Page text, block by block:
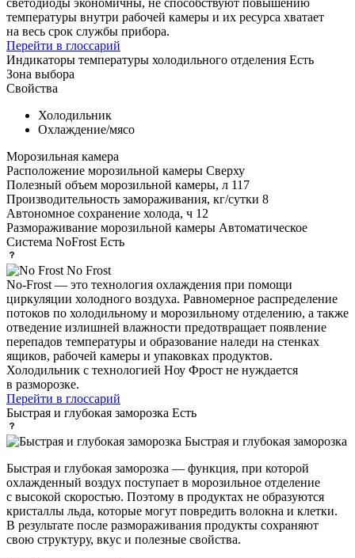
температуры внутри рабочей камеры и их ресурса хватает
на весь срок службы прибора.
Перейти в глоссарий
Индикаторы температуры холодильного отделения Есть
Зона выбора
Свойства
Холодильник
Охлаждение/мясо
Морозильная камера
Расположение морозильной камеры Сверху
Полезный объем морозильной камеры, л 117
Производительность замораживания, кг/сутки 8
Автономное сохранение холода, ч 12
Размораживание морозильной камеры Автоматическое
Система NoFrost Есть
No Frost
No-Frost — это технология охлаждения при помощи
циркуляции холодного воздуха. Равномерное распределение
потоков по холодильному и морозильному отделению, а также
отведение излишней влажности предотвращает появление
перепадов температуры и образование наледи на стенках
ящиков, рабочей камеры и упаковках продуктов.
Холодильник с технологией Ноу Фрост не нуждается
в разморозке.
Перейти в глоссарий
Быстрая и глубокая заморозка Есть
Быстрая и глубокая заморозка
Быстрая и глубокая заморозка — функция, при которой
охлажденный воздух поступает в морозильное отделение
с высокой скоростью. Поэтому в продуктах не образуются
кристаллы льда, которые могут повредить волокна и клетки.
В результате после размораживания продукты сохраняют
свою структуру, вкус и полезные свойства.